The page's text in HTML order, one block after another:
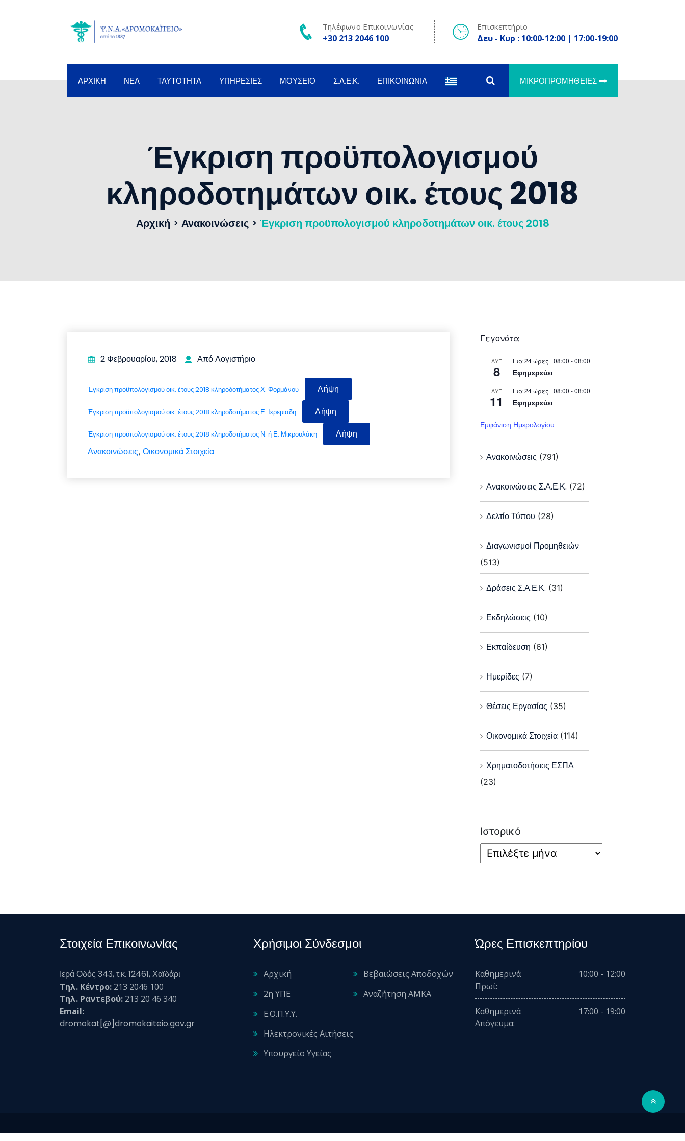
Τηλέφωνο Επικοινωνίας
+30 213 2046 100
Επισκεπτήριο
Δευ - Κυρ : 10:00-12:00 | 17:00-19:00
ΑΡΧΙΚΉ ΝΈΑ ΤΑΥΤΌΤΗΤΑ ΥΠΗΡΕΣΊΕΣ ΜΟΥΣΕΊΟ Σ.Α.Ε.Κ. ΕΠΙΚΟΙΝΩΝΊΑ ΜΙΚΡΟΠΡΟΜΉΘΕΙΕΣ
Έγκριση προϋπολογισμού
κληροδοτημάτων οικ. έτους 2018
Αρχική > Ανακοινώσεις> Έγκριση προϋπολογισμού κληροδοτημάτων οικ. έτους 2018
2 Φεβρουαρίου, 2018 Από Λογιστήριο
Έγκριση προϋπολογισμού οικ. έτους 2018 κληροδοτήματος Χ. Φορμάνου Λήψη
Έγκριση προϋπολογισμού οικ. έτους 2018 κληροδοτήματος Ε. Ιερεμιαδη Λήψη
Έγκριση προϋπολογισμού οικ. έτους 2018 κληροδοτήματος Ν. ή Ε. Μικρουλάκη
Λήψη
Ανακοινώσεις, Οικονομικά Στοιχεία
Γεγονότα
ΑΥΓ
8
Για 24 ώρες | 08:00 - 08:00
Εφημερεύει
ΑΥΓ
11
Για 24 ώρες | 08:00 - 08:00
Εφημερεύει
Εμφάνιση Ημερολογίου
Ανακοινώσεις (791)
Ανακοινώσεις Σ.Α.Ε.Κ. (72)
Δελτίο Τύπου (28)
Διαγωνισμοί Προμηθειών
(513)
Δράσεις Σ.Α.Ε.Κ. (31)
Εκδηλώσεις (10)
Εκπαίδευση (61)
Ημερίδες (7)
Θέσεις Εργασίας (35)
Οικονομικά Στοιχεία (114)
Χρηματοδοτήσεις ΕΣΠΑ
(23)
Ιστορικό
Στοιχεία Επικοινωνίας
Ιερά Οδός 343, τ.κ. 12461, Χαϊδάρι
Τηλ. Κέντρο: 213 2046 100
Τηλ. Ραντεβού: 213 20 46 340
Email:
dromokat[@]dromokaiteio.gov.gr
Χρήσιμοι Σύνδεσμοι
Αρχική
2η ΥΠΕ
Ε.Ο.Π.Υ.Υ.
Ηλεκτρονικές Αιτήσεις
Υπουργείο Υγείας
Βεβαιώσεις Αποδοχών
Αναζήτηση ΑΜΚΑ
Ώρες Επισκεπτηρίου
Καθημερινά
Πρωί:
10:00 - 12:00
Καθημερινά
Απόγευμα:
17:00 - 19:00